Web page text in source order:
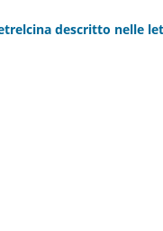
descritto nelle